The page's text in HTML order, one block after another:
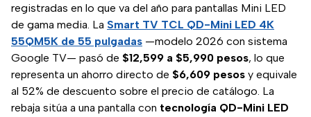
registradas en lo que va del año para pantallas Mini LED
de gama media. La Smart TV TCL QD-Mini LED 4K
55QM5K de 55 pulgadas —modelo 2026 con sistema
Google TV— pasó de $12,599 a $5,990 pesos, lo que
representa un ahorro directo de $6,609 pesos y equivale
al 52% de descuento sobre el precio de catálogo. La
rebaja sitúa a una pantalla con tecnología QD-Mini LED